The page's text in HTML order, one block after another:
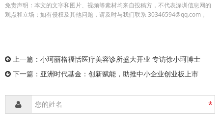
免责声明：本文的文字和图片、视频等素材均来自投稿方，不代表深圳信息网的
观点和立场；如有侵权及其他问题，请及时与我们联系 30346594@qq.com 。
上一篇： 小珂丽格福恬医疗美容诊所盛大开业 专访徐小珂博士
下一篇： 亚洲时代基金：创新赋能，助推中小企业创业板上市
*